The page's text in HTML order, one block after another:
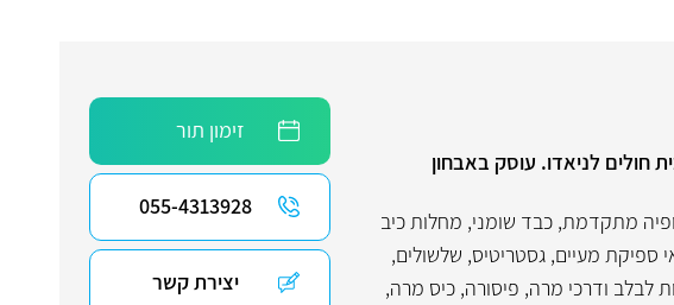
חולים לניאדו. עוסק באבחון
מתקדמת, כבד שומני, מחלות כיב
ספיקת מעיים, גסטריטיס, שלשולים,
לבלב ודרכי מרה, פיסורה, כיס מרה,
זימון תור
055-4313928
יצירת קשר